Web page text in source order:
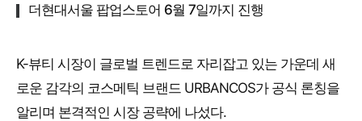
더현대서울 팝업스토어 6월 7일까지 진행
K-뷰티 시장이 글로벌 트렌드로 자리잡고 있는 가운데 새
로운 감각의 코스메틱 브랜드 URBANCOS가 공식 론칭을
알리며 본격적인 시장 공략에 나섰다.